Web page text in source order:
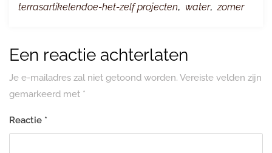
terrasartikelendoe-het-zelf projecten, water, zomer
Een reactie achterlaten
Je e-mailadres zal niet getoond worden. Vereiste velden zijn
gemarkeerd met *
Reactie *